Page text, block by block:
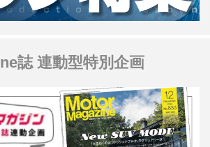
誌 連動型特別企画